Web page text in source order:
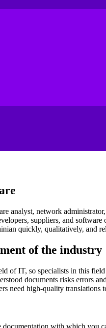
analyst, network
suppliers, and
quickly, qualitatively, and
of the industry
of IT, so specialists in this
documents risks errors
need high-quality translations
with which you